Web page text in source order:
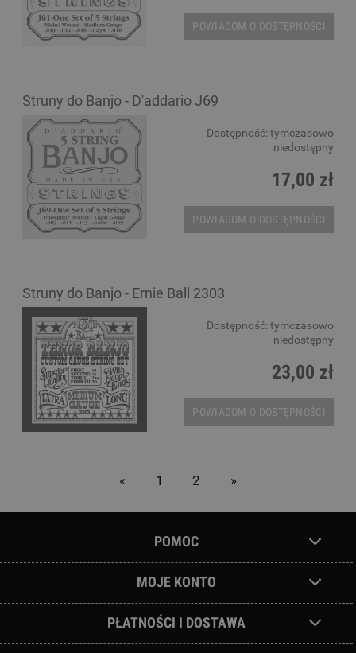
POWIADOM O DOSTĘPNOŚCI
Struny do Banjo - D'addario J69
Dostępność: tymczasowo
niedostępny
17,00 zł
POWIADOM O DOSTĘPNOŚCI
Struny do Banjo - Ernie Ball 2303
Dostępność: tymczasowo
niedostępny
23,00 zł
POWIADOM O DOSTĘPNOŚCI
« 1 2 »
POMOC
MOJE KONTO
PŁATNOŚCI I DOSTAWA